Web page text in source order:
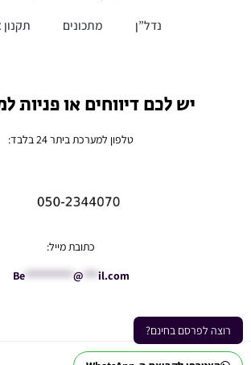
רוצה לפרסם בחינם?
נדל”ן
מתכונים
יש לכם דיווחים או פניות
טלפון למערכת ביתר 24 בלבד:
כתובת מייל:
Be********** @ *** il.com